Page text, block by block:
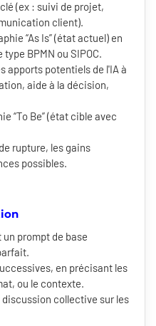
(ex : suivi de projet,
client).
“As Is” (état actuel) en
BPMN ou SIPOC.
apports potentiels de l'IA à
aide à la décision,
“To Be” (état cible avec
rupture, les gains
possibles.
prompt de base
en précisant les
ou le contexte.
collective sur les